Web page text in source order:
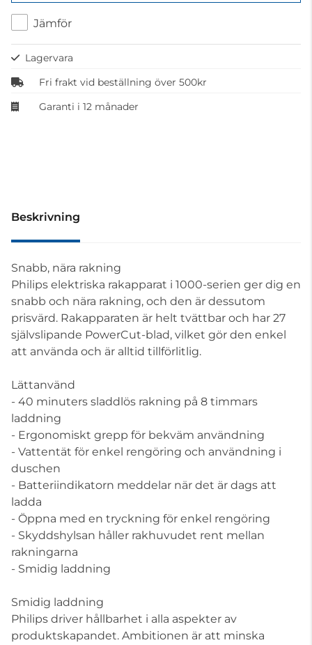
Jämför
Lagervara
Fri frakt vid beställning över 500kr
Garanti i 12 månader
Beskrivning
Snabb, nära rakning
Philips elektriska rakapparat i 1000-serien ger dig en
snabb och nära rakning, och den är dessutom
prisvärd. Rakapparaten är helt tvättbar och har 27
självslipande PowerCut-blad, vilket gör den enkel
att använda och är alltid tillförlitlig.
Lättanvänd
- 40 minuters sladdlös rakning på 8 timmars
laddning
- Ergonomiskt grepp för bekväm användning
- Vattentät för enkel rengöring och användning i
duschen
- Batteriindikatorn meddelar när det är dags att
ladda
- Öppna med en tryckning för enkel rengöring
- Skyddshylsan håller rakhuvudet rent mellan
rakningarna
- Smidig laddning
Smidig laddning
Philips driver hållbarhet i alla aspekter av
produktskapandet. Ambitionen är att minska